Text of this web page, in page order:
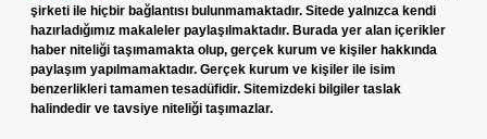
şirketi ile hiçbir bağlantısı bulunmamaktadır. Sitede yalnızca kendi
hazırladığımız makaleler paylaşılmaktadır. Burada yer alan içerikler
haber niteliği taşımamakta olup, gerçek kurum ve kişiler hakkında
paylaşım yapılmamaktadır. Gerçek kurum ve kişiler ile isim
benzerlikleri tamamen tesadüfidir. Sitemizdeki bilgiler taslak
halindedir ve tavsiye niteliği taşımazlar.